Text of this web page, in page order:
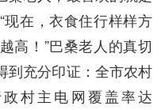
在，衣食住行样样方
高！”巴桑老人的真切
到充分印证：全市农村
村主电网覆盖率达